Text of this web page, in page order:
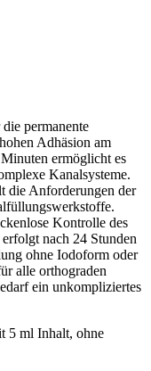
permanente
Adhäsion am
ermöglicht es
Kanalsysteme.
die Anforderungen der
Kontrolle des
nach 24 Stunden
ohne Iodoform oder
alle orthograden
ein unkompliziertes
5 ml Inhalt, ohne